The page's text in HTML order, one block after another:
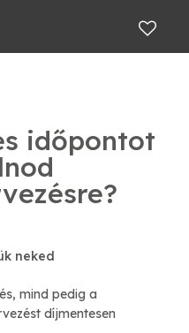
időpontot
neked
mind pedig a
díjmentesen